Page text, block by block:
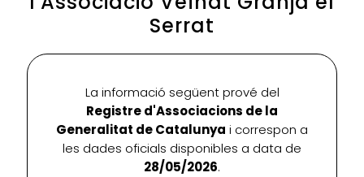
Serrat
La informació següent prové del
Registre d'Associacions de la
Generalitat de Catalunya i correspon a
les dades oficials disponibles a data de
28/05/2026.